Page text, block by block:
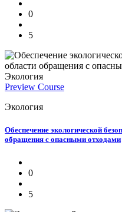
0
5
Экология
Preview Course
Экология
Обеспечение экологической
обращения с опасными отходами
0
5